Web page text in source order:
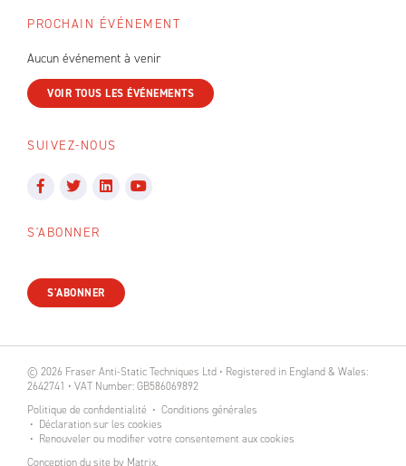
PROCHAIN ÉVÉNEMENT
Aucun événement à venir
VOIR TOUS LES ÉVÉNEMENTS
SUIVEZ-NOUS
S'ABONNER
S'ABONNER
© 2026 Fraser Anti-Static Techniques Ltd • Registered in England & Wales:
2642741 • VAT Number: GB586069892
Politique de confidentialité
Conditions générales
Déclaration sur les cookies
Renouveler ou modifier votre consentement aux cookies
Conception du site by Matrix.